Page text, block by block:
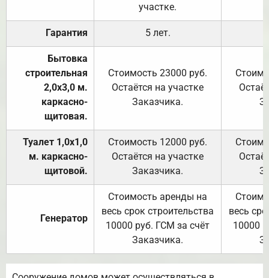
участке.
Гарантия 5 лет.
Бытовка
строительная
2,0х3,0 м.
каркасно-
щитовая.
Стоимость 23000 руб.
Остаётся на участке
Заказчика.
Туалет 1,0х1,0
м. каркасно-
щитовой.
Стоимость 12000 руб.
Остаётся на участке
Заказчика.
Генератор
Стоимость аренды на
весь срок строительства
10000 руб. ГСМ за счёт
Заказчика.
весь
10000